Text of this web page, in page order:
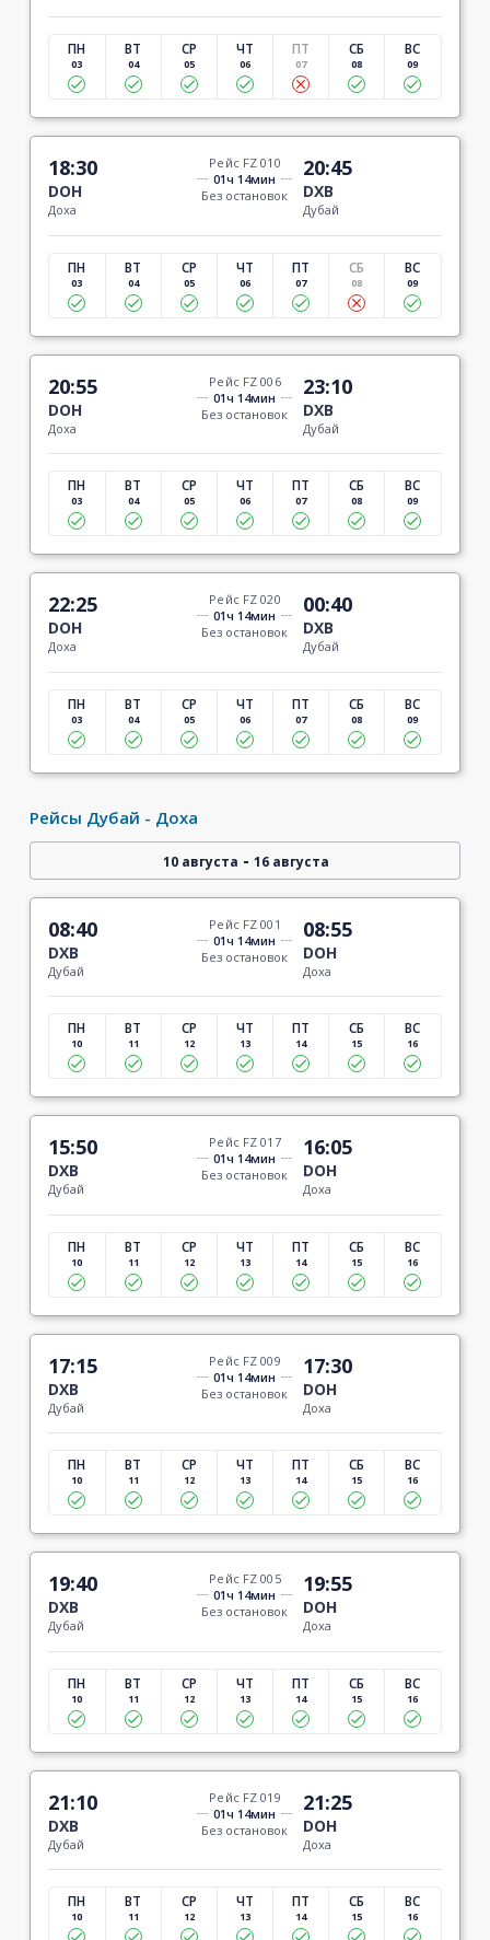
ПН
03
ВТ
04
СР
05
ЧТ
06
ПТ
07
СБ
08
ВС
09
18:30
DOH
Доха
Рейс FZ 010
01ч 14мин
Без остановок
20:45
DXB
Дубай
ПН
03
ВТ
04
СР
05
ЧТ
06
ПТ
07
СБ
08
ВС
09
20:55
DOH
Доха
Рейс FZ 006
01ч 14мин
Без остановок
23:10
DXB
Дубай
ПН
03
ВТ
04
СР
05
ЧТ
06
ПТ
07
СБ
08
ВС
09
22:25
DOH
Доха
Рейс FZ 020
01ч 14мин
Без остановок
00:40
DXB
Дубай
ПН
03
ВТ
04
СР
05
ЧТ
06
ПТ
07
СБ
08
ВС
09
Рейсы Дубай - Доха
10 августа - 16 августа
08:40
DXB
Дубай
Рейс FZ 001
01ч 14мин
Без остановок
08:55
DOH
Доха
ПН
10
ВТ
11
СР
12
ЧТ
13
ПТ
14
СБ
15
ВС
16
15:50
DXB
Дубай
Рейс FZ 017
01ч 14мин
Без остановок
16:05
DOH
Доха
ПН
10
ВТ
11
СР
12
ЧТ
13
ПТ
14
СБ
15
ВС
16
17:15
DXB
Дубай
Рейс FZ 009
01ч 14мин
Без остановок
17:30
DOH
Доха
ПН
10
ВТ
11
СР
12
ЧТ
13
ПТ
14
СБ
15
ВС
16
19:40
DXB
Дубай
Рейс FZ 005
01ч 14мин
Без остановок
19:55
DOH
Доха
ПН
10
ВТ
11
СР
12
ЧТ
13
ПТ
14
СБ
15
ВС
16
21:10
DXB
Дубай
Рейс FZ 019
01ч 14мин
Без остановок
21:25
DOH
Доха
ПН
10
ВТ
11
СР
12
ЧТ
13
ПТ
14
СБ
15
ВС
16